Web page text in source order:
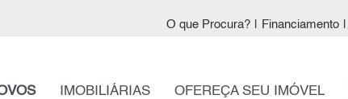
O que Procura? Financiamento
IMOBILIÁRIAS OFEREÇA SEU IMÓVEL